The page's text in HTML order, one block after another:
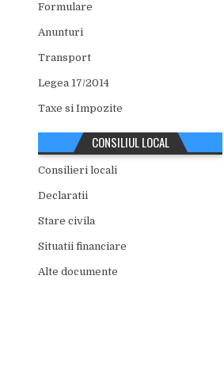
Formulare
Anunturi
Transport
Legea 17/2014
Taxe si Impozite
CONSILIUL LOCAL
Consilieri locali
Declaratii
Stare civila
Situatii financiare
Alte documente